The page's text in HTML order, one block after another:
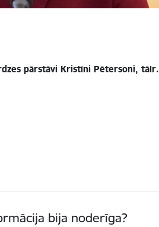
pārstāvi Kristīni Pētersoni, tālr.
bija noderīga?